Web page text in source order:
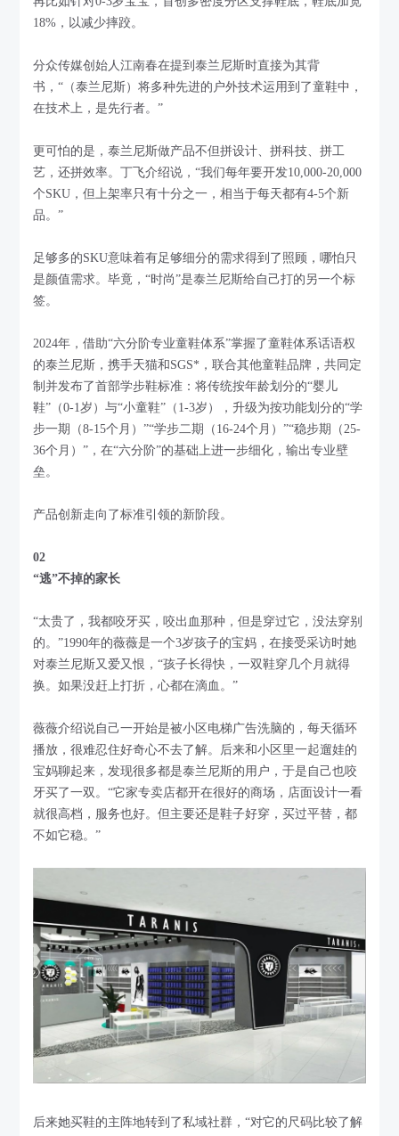
18%，以减少摔跤。
分众传媒创始人江南春在提到泰兰尼斯时直接为其背
书，“（泰兰尼斯）将多种先进的户外技术运用到了童鞋中，
在技术上，是先行者。”
更可怕的是，泰兰尼斯做产品不但拼设计、拼科技、拼工
艺，还拼效率。丁飞介绍说，“我们每年要开发10,000-20,000
个SKU，但上架率只有十分之一，相当于每天都有4-5个新
品。”
足够多的SKU意味着有足够细分的需求得到了照顾，哪怕只
是颜值需求。毕竟，“时尚”是泰兰尼斯给自己打的另一个标
签。
2024年，借助“六分阶专业童鞋体系”掌握了童鞋体系话语权
的泰兰尼斯，携手天猫和SGS*，联合其他童鞋品牌，共同定
制并发布了首部学步鞋标准：将传统按年龄划分的“婴儿
鞋”（0-1岁）与“小童鞋”（1-3岁），升级为按功能划分的“学
步一期（8-15个月）”“学步二期（16-24个月）”“稳步期（25-
36个月）”，在“六分阶”的基础上进一步细化，输出专业壁
垒。
产品创新走向了标准引领的新阶段。
02
“逃”不掉的家长
“太贵了，我都咬牙买，咬出血那种，但是穿过它，没法穿别
的。”1990年的薇薇是一个3岁孩子的宝妈，在接受采访时她
对泰兰尼斯又爱又恨，“孩子长得快，一双鞋穿几个月就得
换。如果没赶上打折，心都在滴血。”
薇薇介绍说自己一开始是被小区电梯广告洗脑的，每天循环
播放，很难忍住好奇心不去了解。后来和小区里一起遛娃的
宝妈聊起来，发现很多都是泰兰尼斯的用户，于是自己也咬
牙买了一双。“它家专卖店都开在很好的商场，店面设计一看
就很高档，服务也好。但主要还是鞋子好穿，买过平替，都
不如它稳。”
后来她买鞋的主阵地转到了私域社群，“对它的尺码比较了解